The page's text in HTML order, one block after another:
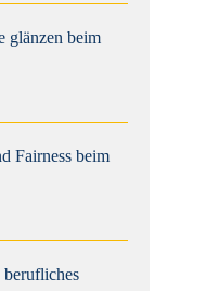
glänzen beim
Fairness beim
berufliches